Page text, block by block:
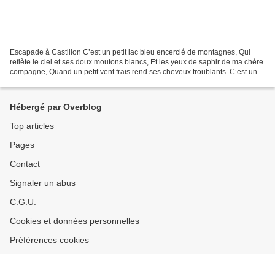
Escapade à Castillon C’est un petit lac bleu encerclé de montagnes, Qui
reflète le ciel et ses doux moutons blancs, Et les yeux de saphir de ma chère
compagne, Quand un petit vent frais rend ses cheveux troublants. C’est un
Hébergé par Overblog
Top articles
Pages
Contact
Signaler un abus
C.G.U.
Cookies et données personnelles
Préférences cookies